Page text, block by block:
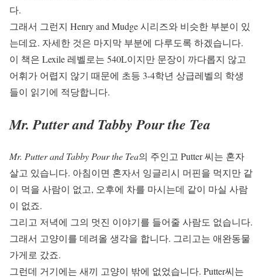
다.
그래서 그런지 Henry and Mudge 시리즈와 비슷한 부분이 있
는데요. 자세한 것은 마지막 부분에 다루도록 하겠습니다.
이 책은 Lexile 레벨로는 540L이지만 문장이 까다롭지 않고
어휘가 어렵지 않기 때문에 초등 3-4학년 상급레벨의 학생
들이 읽기에 적당합니다.
Mr. Putter and Tabby Pour the Tea
Mr. Putter and Tabby Pour the Tea의 주인고 Putter 씨는 혼자
살고 있습니다. 아침이면 혼자서 잉글리시 머핀을 먹지만 같
이 먹을 사람이 없고, 오후에 차를 마시는데 같이 마실 사람
이 없죠.
그리고 저녁에 그의 멋진 이야기를 들어줄 사람도 없습니다.
그래서 고양이를 데려올 생각을 합니다. 그리고는 애완동물
가게로 갔죠.
그런데 거기에는 새끼 고양이 밖에 없었습니다. Putter씨는